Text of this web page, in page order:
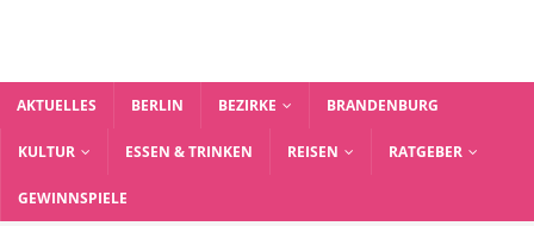
AKTUELLES BERLIN BEZIRKE BRANDENBURG
KULTUR ESSEN & TRINKEN REISEN RATGEBER
GEWINNSPIELE